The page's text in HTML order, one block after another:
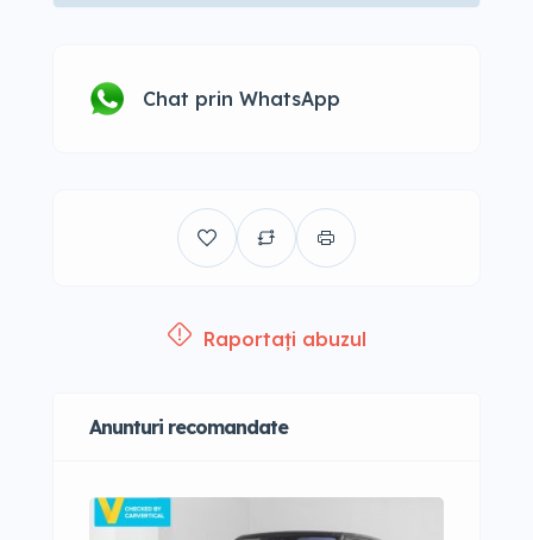
Chat prin WhatsApp
Raportați abuzul
Anunturi recomandate